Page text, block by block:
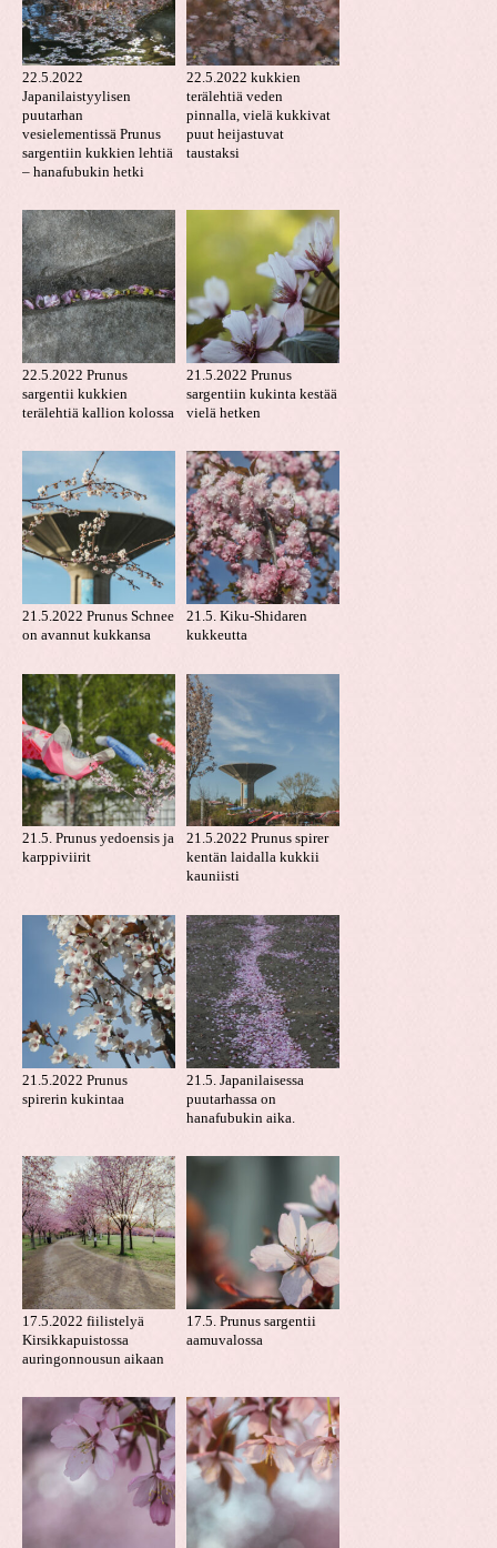
22.5.2022
Japanilaistyylisen
puutarhan
vesielementissä Prunus
sargentiin kukkien lehtiä
– hanafubukin hetki
22.5.2022 kukkien
terälehtiä veden
pinnalla, vielä kukkivat
puut heijastuvat
taustaksi
22.5.2022 Prunus
sargentii kukkien
terälehtiä kallion kolossa
21.5.2022 Prunus
sargentiin kukinta kestää
vielä hetken
21.5.2022 Prunus Schnee
on avannut kukkansa
21.5. Kiku-Shidaren
kukkeutta
21.5. Prunus yedoensis ja
karppiviirit
21.5.2022 Prunus spirer
kentän laidalla kukkii
kauniisti
21.5.2022 Prunus
spirerin kukintaa
21.5. Japanilaisessa
puutarhassa on
hanafubukin aika.
17.5.2022 fiilistelyä
Kirsikkapuistossa
auringonnousun aikaan
17.5. Prunus sargentii
aamuvalossa